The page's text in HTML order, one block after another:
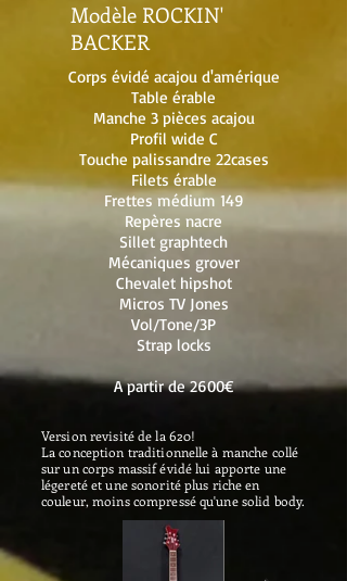
Modèle ROCKIN'
BACKER
Corps évidé acajou d'amérique
Table érable
Manche 3 pièces acajou
Profil wide C
Touche palissandre 22cases
Filets érable
Frettes médium 149
Repères nacre
Sillet graphtech
Mécaniques grover
Chevalet hipshot
Micros TV Jones
Vol/Tone/3P
Strap locks
A partir de 2600€
Version revisité de la 620!
La conception traditionnelle à manche collé
sur un corps massif évidé lui apporte une
légereté et une sonorité plus riche en
couleur, moins compressé qu'une solid body.